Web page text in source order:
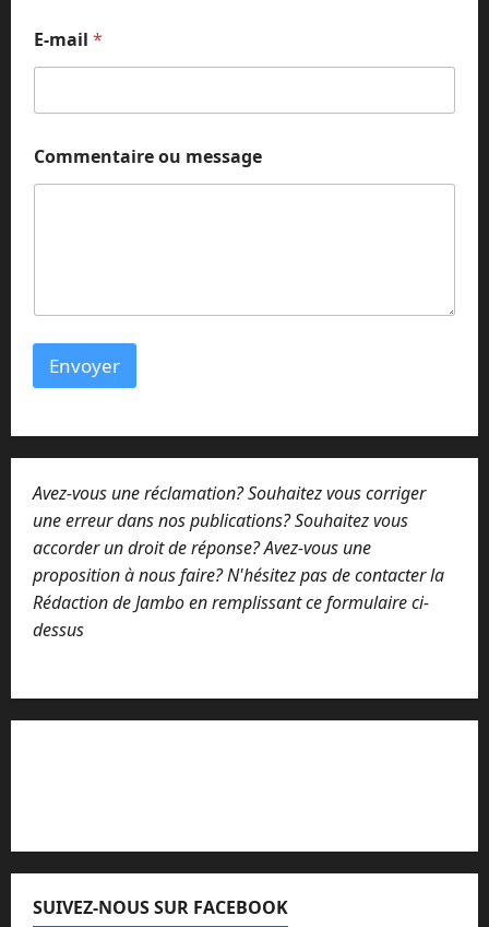
o
m
*
E-mail *
Commentaire ou message
Envoyer
Avez-vous une réclamation? Souhaitez vous corriger
une erreur dans nos publications? Souhaitez vous
accorder un droit de réponse? Avez-vous une
proposition à nous faire? N'hésitez pas de contacter la
Rédaction de Jambo en remplissant ce formulaire ci-
dessus
SUIVEZ-NOUS SUR FACEBOOK